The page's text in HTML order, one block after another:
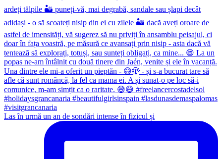
Las în urmă un an de sondări intense în fizicul și